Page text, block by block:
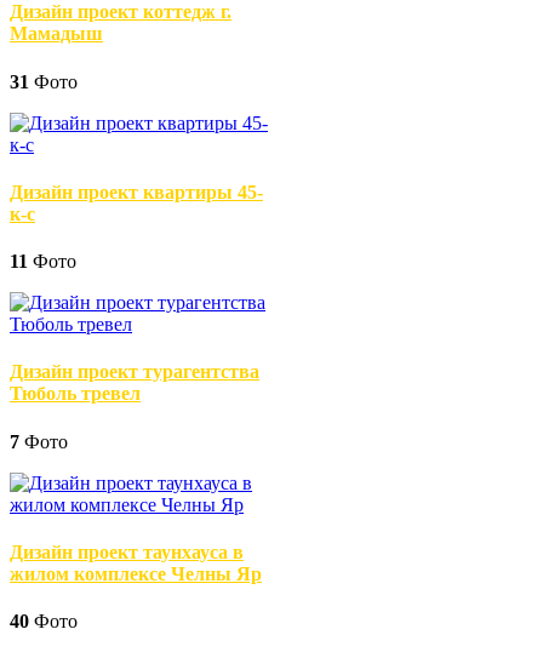
Дизайн проект коттедж г.
Мамадыш
31 Фото
Дизайн проект квартиры 45-
к-с
11 Фото
Дизайн проект турагентства
Тюболь тревел
7 Фото
Дизайн проект таунхауса в
жилом комплексе Челны Яр
40 Фото